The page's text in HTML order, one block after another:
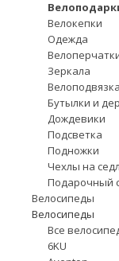
Велокепки
Одежда
Зеркала
Велоподвязка
Бутылки и
Дождевики
Подсветка
Подножки
Чехлы на
Подарочный
Велосипеды
Велосипеды
Все
6KU